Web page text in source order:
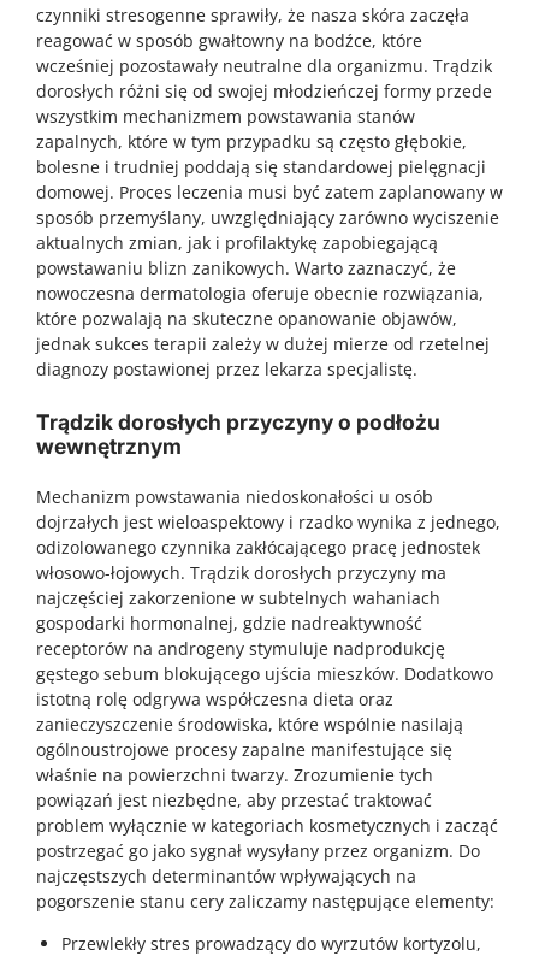
czynniki stresogenne sprawiły, że nasza skóra zaczęła
reagować w sposób gwałtowny na bodźce, które
wcześniej pozostawały neutralne dla organizmu. Trądzik
dorosłych różni się od swojej młodzieńczej formy przede
wszystkim mechanizmem powstawania stanów
zapalnych, które w tym przypadku są często głębokie,
bolesne i trudniej poddają się standardowej pielęgnacji
domowej. Proces leczenia musi być zatem zaplanowany w
sposób przemyślany, uwzględniający zarówno wyciszenie
aktualnych zmian, jak i profilaktykę zapobiegającą
powstawaniu blizn zanikowych. Warto zaznaczyć, że
nowoczesna dermatologia oferuje obecnie rozwiązania,
które pozwalają na skuteczne opanowanie objawów,
jednak sukces terapii zależy w dużej mierze od rzetelnej
diagnozy postawionej przez lekarza specjalistę.
Trądzik dorosłych przyczyny o podłożu
wewnętrznym
Mechanizm powstawania niedoskonałości u osób
dojrzałych jest wieloaspektowy i rzadko wynika z jednego,
odizolowanego czynnika zakłócającego pracę jednostek
włosowo-łojowych. Trądzik dorosłych przyczyny ma
najczęściej zakorzenione w subtelnych wahaniach
gospodarki hormonalnej, gdzie nadreaktywność
receptorów na androgeny stymuluje nadprodukcję
gęstego sebum blokującego ujścia mieszków. Dodatkowo
istotną rolę odgrywa współczesna dieta oraz
zanieczyszczenie środowiska, które wspólnie nasilają
ogólnoustrojowe procesy zapalne manifestujące się
właśnie na powierzchni twarzy. Zrozumienie tych
powiązań jest niezbędne, aby przestać traktować
problem wyłącznie w kategoriach kosmetycznych i zacząć
postrzegać go jako sygnał wysyłany przez organizm. Do
najczęstszych determinantów wpływających na
pogorszenie stanu cery zaliczamy następujące elementy:
Przewlekły stres prowadzący do wyrzutów kortyzolu,